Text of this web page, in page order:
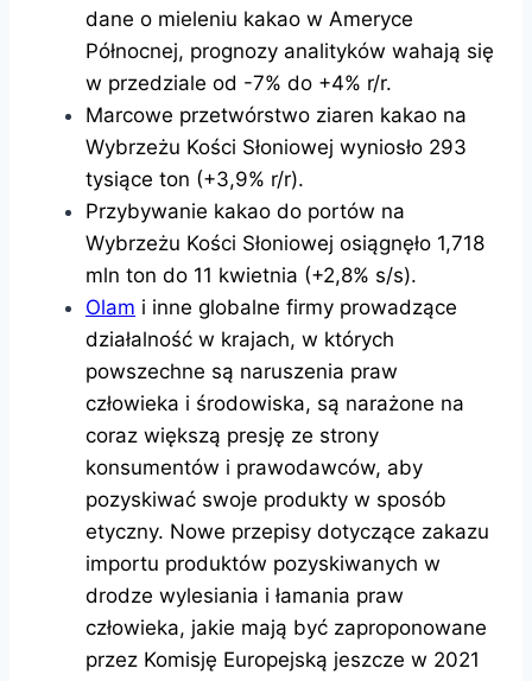
dane o mieleniu kakao w Ameryce
Północnej, prognozy analityków wahają się
w przedziale od -7% do +4% r/r.
Marcowe przetwórstwo ziaren kakao na
Wybrzeżu Kości Słoniowej wyniosło 293
tysiące ton (+3,9% r/r).
Przybywanie kakao do portów na
Wybrzeżu Kości Słoniowej osiągnęło 1,718
mln ton do 11 kwietnia (+2,8% s/s).
Olam i inne globalne firmy prowadzące
działalność w krajach, w których
powszechne są naruszenia praw
człowieka i środowiska, są narażone na
coraz większą presję ze strony
konsumentów i prawodawców, aby
pozyskiwać swoje produkty w sposób
etyczny. Nowe przepisy dotyczące zakazu
importu produktów pozyskiwanych w
drodze wylesiania i łamania praw
człowieka, jakie mają być zaproponowane
przez Komisję Europejską jeszcze w 2021